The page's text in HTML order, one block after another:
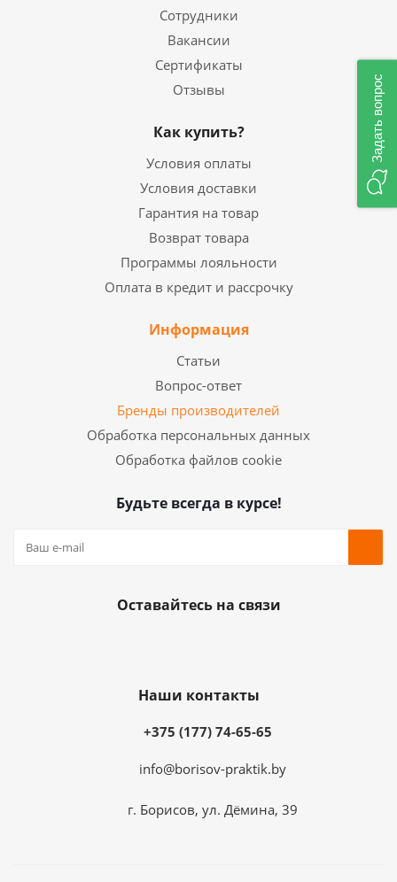
Сотрудники
Вакансии
Сертификаты
Отзывы
Как купить?
Условия оплаты
Условия доставки
Гарантия на товар
Возврат товара
Программы лояльности
Оплата в кредит и рассрочку
Информация
Статьи
Вопрос-ответ
Бренды производителей
Обработка персональных данных
Обработка файлов cookie
Будьте всегда в курсе!
Оставайтесь на связи
Наши контакты
+375 (177) 74-65-65
info@borisov-praktik.by
г. Борисов, ул. Дёмина, 39
Задать вопрос